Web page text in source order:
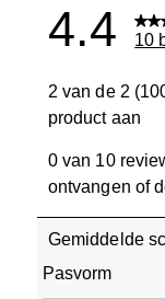
4.4 10
2 van de 2
product aan
0 van 10
ontvangen of
Gemiddelde
Pasvorm